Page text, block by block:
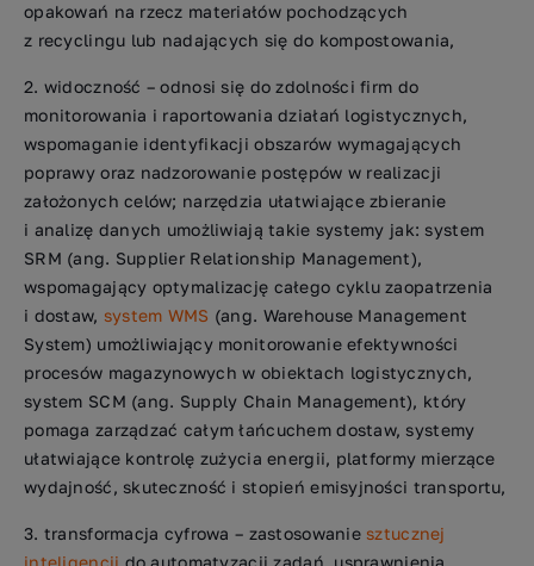
opakowań na rzecz materiałów pochodzących
z recyclingu lub nadających się do kompostowania,
widoczność – odnosi się do zdolności firm do
monitorowania i raportowania działań logistycznych,
wspomaganie identyfikacji obszarów wymagających
poprawy oraz nadzorowanie postępów w realizacji
założonych celów; narzędzia ułatwiające zbieranie
i analizę danych umożliwiają takie systemy jak: system
SRM (ang. Supplier Relationship Management),
wspomagający optymalizację całego cyklu zaopatrzenia
i dostaw, system WMS (ang. Warehouse Management
System) umożliwiający monitorowanie efektywności
procesów magazynowych w obiektach logistycznych,
system SCM (ang. Supply Chain Management), który
pomaga zarządzać całym łańcuchem dostaw, systemy
ułatwiające kontrolę zużycia energii, platformy mierzące
wydajność, skuteczność i stopień emisyjności transportu,
transformacja cyfrowa – zastosowaniesztucznej
inteligencji do automatyzacji zadań, usprawnienia